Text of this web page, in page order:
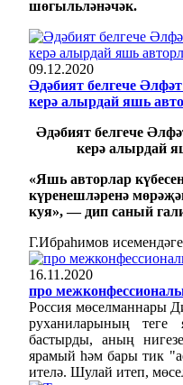
шөгыльләнәчәк.
09.12.2020
Әдәбият белгече
керә алырдай яшь
Әдәбият белгече
керә алырдай
«Яшь авторлар
күренешләренә
куя», — дип саный
Г.Ибраһимов
16.11.2020
про
Россия мөселманнары
руханиларының теге
бастырды, аның
ярамый һәм бары тик
ителә. Шулай итеп,